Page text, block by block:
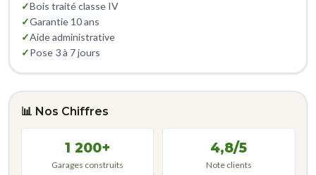
✓Bois traité classe IV
✓Garantie 10 ans
✓Aide administrative
✓Pose 3 à 7 jours
📊 Nos Chiffres
1 200+
Garages construits
4,8/5
Note clients